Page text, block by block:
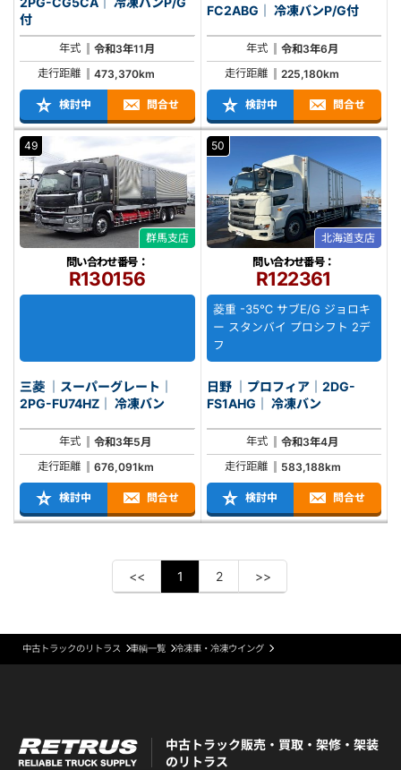
付
年式
令和3年11月
走行距離
473,370km
検討中 問合せ
FC2ABG｜ 冷凍バンP/G付
年式
令和3年6月
走行距離
225,180km
検討中 問合せ
49
群馬支店
問い合わせ番号：
R130156
三菱 ｜スーパーグレート｜
2PG-FU74HZ｜ 冷凍バン
年式
令和3年5月
走行距離
676,091km
検討中 問合せ
50
北海道支店
問い合わせ番号：
R122361
菱重 -35℃ サブE/G ジョロキ
ー スタンバイ プロシフト 2デ
フ
日野 ｜プロフィア｜2DG-
FS1AHG｜ 冷凍バン
年式
令和3年4月
走行距離
583,188km
検討中 問合せ
<< 1 2 >>
中古トラックのリトラス 車輌一覧 冷凍車・冷凍ウイング
中古トラック販売・買取・架修・架装
のリトラス